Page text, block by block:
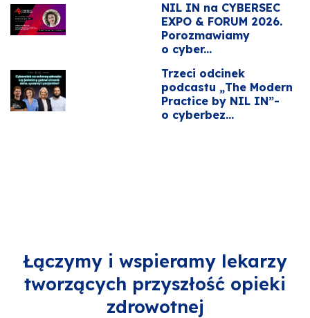
NIL IN na CYBERSEC
EXPO & FORUM 2026.
Porozmawiamy
o cyber...
Trzeci odcinek
podcastu „The Modern
Practice by NIL IN”-
o cyberbez...
Łączymy i wspieramy lekarzy
tworzących przyszłość opieki
zdrowotnej